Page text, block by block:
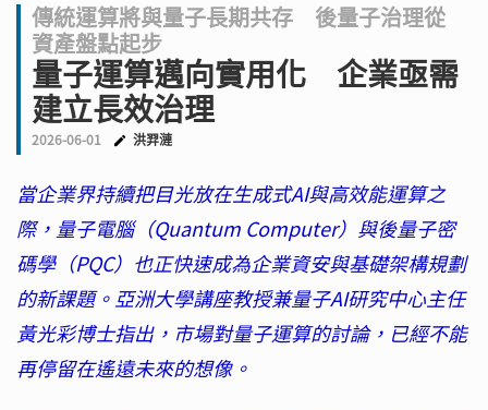
傳統運算將與量子長期共存 後量子治理從
資產盤點起步
量子運算邁向實用化 企業亟需
建立長效治理
2026-06-01 洪羿漣
當企業界持續把目光放在生成式AI與高效能運算之
際，量子電腦（Quantum Computer）與後量子密
碼學（PQC）也正快速成為企業資安與基礎架構規劃
的新課題。亞洲大學講座教授兼量子AI研究中心主任
黃光彩博士指出，市場對量子運算的討論，已經不能
再停留在遙遠未來的想像。